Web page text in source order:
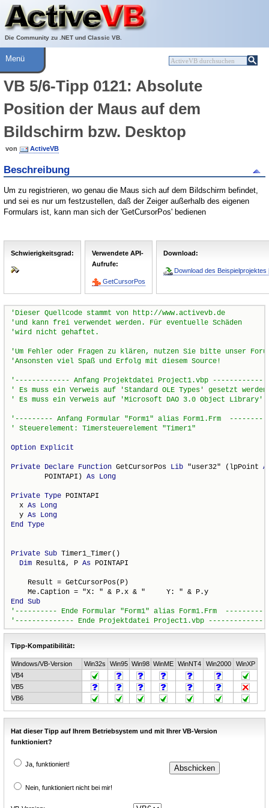
Die Community zu .NET und Classic VB.
Über ActiveVB
Hilfe
Menü
VB 5/6-Tipp 0121: Absolute
Position der Maus auf dem
Bildschirm bzw. Desktop
von ActiveVB
Beschreibung
Um zu registrieren, wo genau die Maus sich auf dem Bildschirm befindet,
und sei es nur um festzustellen, daß der Zeiger außerhalb des eigenen
Formulars ist, kann man sich der 'GetCursorPos' bedienen
Schwierigkeitsgrad:
Verwendete API-
Aufrufe:
GetCursorPos
Download:
Download des Beispielprojektes
Option Explicit
Private Declare Function GetCursorPos Lib "user32" (lpPoint
        POINTAPI)
As Long
Private Type POINTAPI
  x
As Long
  y
As Long
End Type
Private Sub Timer1_Timer()
Dim Result&, P As POINTAPI
    Result = GetCursorPos(P)
End Sub
Tipp-Kompatibilität:
Windows/VB-Version Win32s Win95 Win98 WinME WinNT4 Win2000
WinXP
VB4
VB5
VB6
Hat dieser Tipp auf Ihrem Betriebsystem und mit Ihrer VB-Version
funktioniert?
Ja, funktioniert!
Nein, funktioniert nicht bei mir!